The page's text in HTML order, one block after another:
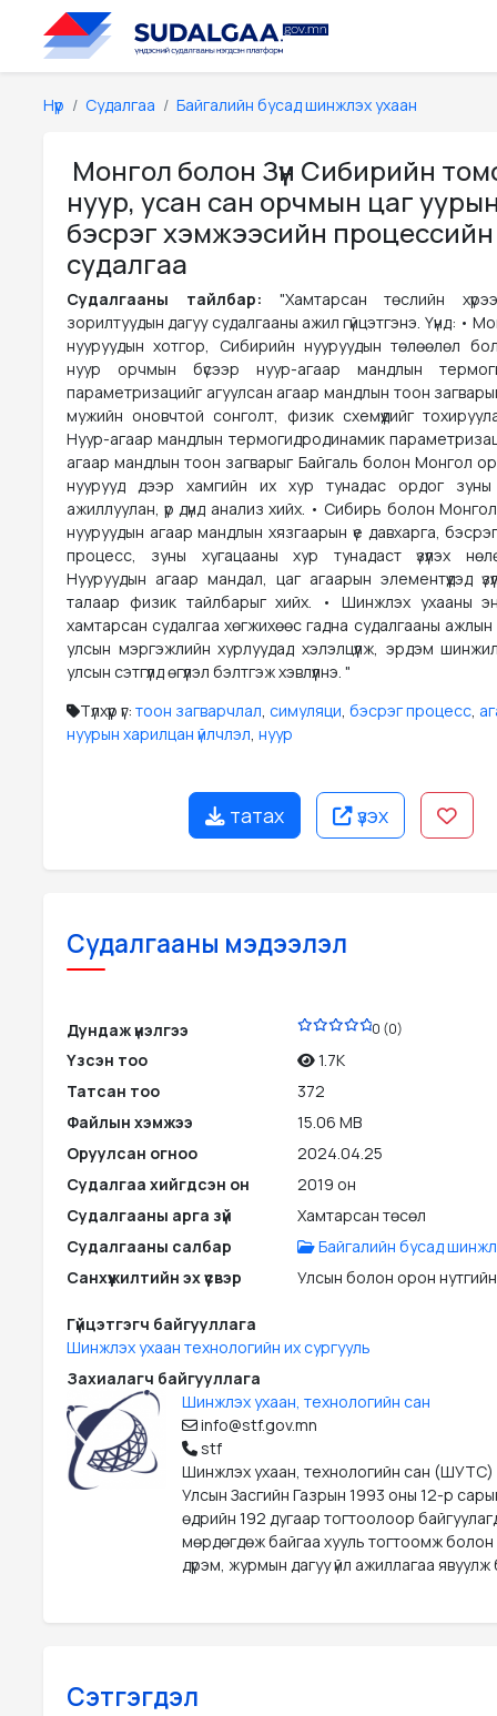
Нүүр Судалгаа Байгалийн бусад шинжлэх ухаан
Монгол болон Зүүн Сибирийн
нуур, усан сан орчмын цаг
бэсрэг хэмжээсийн процессийн
судалгаа
Судалгааны тайлбар: "Хамтарсан төслийн
зорилтуудын дагуу судалгааны ажил гүйцэтгэнэ. Үүнд: •
нууруудын хотгор, Сибирийн нууруудын төлөөлөл
нуур орчмын бүсээр нуур-агаар мандлын
параметризацийг агуулсан агаар мандлын тоон
мужийн оновчтой сонголт, физик схемүүдийг
Нуур-агаар мандлын термогидродинамик
агаар мандлын тоон загварыг Байгаль болон Монгол
нуурууд дээр хамгийн их хур тунадас ордог зуны
ажиллуулан, үр дүнд анализ хийх. • Сибирь болон
нууруудын агаар мандлын хязгаарын үе давхарга,
процесс, зуны хугацааны хур тунадаст үзүүлэх
Нууруудын агаар мандал, цаг агаарын элементүүдэд
талаар физик тайлбарыг хийх. • Шинжлэх ухааны
хамтарсан судалгаа хөгжихөөс гадна судалгааны ажлын
улсын мэргэжлийн хурлуудад хэлэлцүүлж, эрдэм
улсын сэтгүүлд өгүүлэл бэлтгэж хэвлүүлнэ. "
Түлхүүр үг: тоон загварчлал, симуляци, бэсрэг процесс,
нуурын харилцан үйлчлэл, нуур
татах үзэх
Судалгааны мэдээлэл
Дундаж үнэлгээ 0 (0)
Үзсэн тоо
1.7K
Татсан тоо
372
Файлын хэмжээ
15.06 MB
Оруулсан огноо
2024.04.25
Судалгаа хийгдсэн он
2019 он
Судалгааны арга зүй
Хамтарсан төсөл
Судалгааны салбар
Байгалийн бусад
Санхүүжилтийн эх үүсвэр
Улсын болон орон
Гүйцэтгэгч байгууллага
Шинжлэх ухаан технологийн их сургууль
Захиалагч байгууллага
Шинжлэх ухаан, технологийн сан
info@stf.gov.mn
stf
Шинжлэх ухаан, технологийн сан
Улсын Засгийн Газрын 1993 оны 12-р
өдрийн 192 дугаар тогтоолоор
мөрдөгдөж байгаа хууль тогтоомж
дүрэм, журмын дагуу үйл ажиллагаа явуулж
Сэтгэгдэл